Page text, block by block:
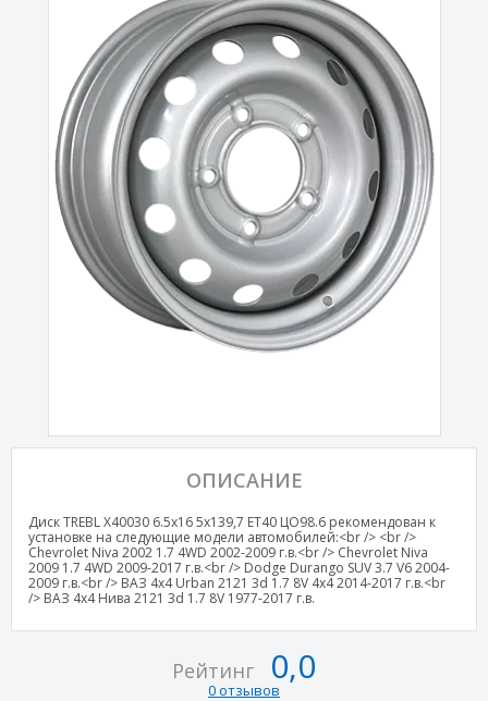
ОПИСАНИЕ
Диск TREBL X40030 6.5x16 5x139,7 ET40 ЦО98.6 рекомендован к
установке на следующие модели автомобилей:<br /> <br />
Chevrolet Niva 2002 1.7 4WD 2002-2009 г.в.<br /> Chevrolet Niva
2009 1.7 4WD 2009-2017 г.в.<br /> Dodge Durango SUV 3.7 V6 2004-
2009 г.в.<br /> ВАЗ 4x4 Urban 2121 3d 1.7 8V 4x4 2014-2017 г.в.<br
/> ВАЗ 4х4 Нива 2121 3d 1.7 8V 1977-2017 г.в.
Рейтинг 0,0
0 отзывов